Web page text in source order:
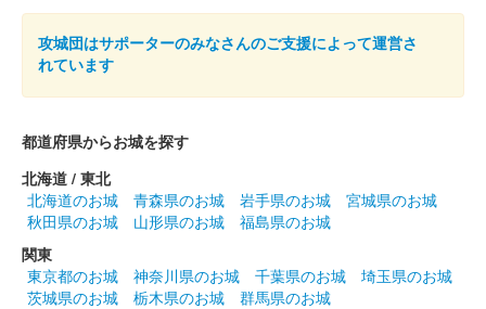
攻城団はサポーターのみなさんのご支援によって運営さ
れています
都道府県からお城を探す
北海道 / 東北
北海道のお城
青森県のお城 岩手県のお城
宮城県のお城
秋田県のお城
山形県のお城
福島県のお城
関東
東京都のお城
神奈川県のお城 千葉県のお城
埼玉県のお城
茨城県のお城
栃木県のお城
群馬県のお城